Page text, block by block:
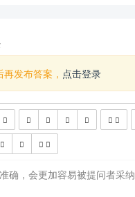
查看更多
发布答案， 点击登录
确，会更加容易被提问者采纳